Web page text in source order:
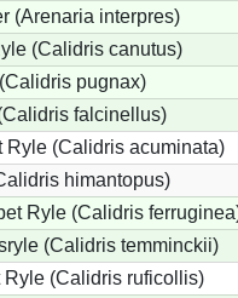
(Arenaria interpres)
(Calidris canutus)
pugnax)
falcinellus)
Ryle (Calidris acuminata)
himantopus)
Ryle (Calidris
(Calidris temminckii)
Ryle (Calidris ruficollis)